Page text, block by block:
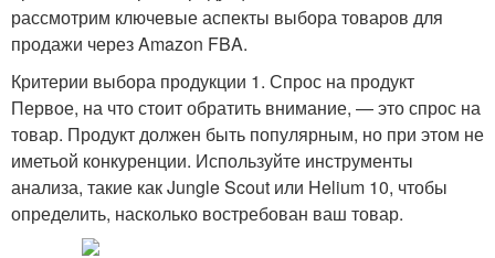
рассмотрим ключевые аспекты выбора товаров для
продажи через Amazon FBA.
Критерии выбора продукции 1. Спрос на продукт
Первое, на что стоит обратить внимание, — это спрос на
товар. Продукт должен быть популярным, но при этом не
иметьой конкуренции. Используйте инструменты
анализа, такие как Jungle Scout или Helium 10, чтобы
определить, насколько востребован ваш товар.